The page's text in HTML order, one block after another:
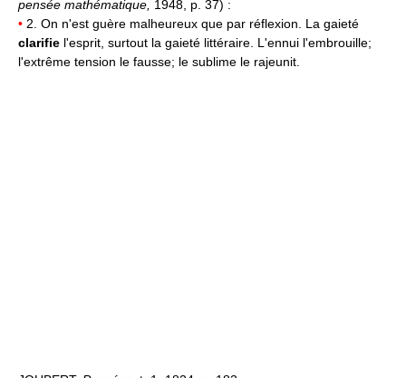
pensée mathématique, 1948, p. 37) :
• 2. On n'est guère malheureux que par réflexion. La gaieté
clarifie l'esprit, surtout la gaieté littéraire. L'ennui l'embrouille;
l'extrême tension le fausse; le sublime le rajeunit.